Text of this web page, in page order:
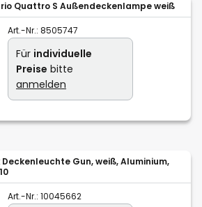
Quattro S Außendeckenlampe weiß
Art.-Nr.: 8505747
Für individuelle
Preise bitte
anmelden
Deckenleuchte Gun, weiß, Aluminium,
Art.-Nr.: 10045662